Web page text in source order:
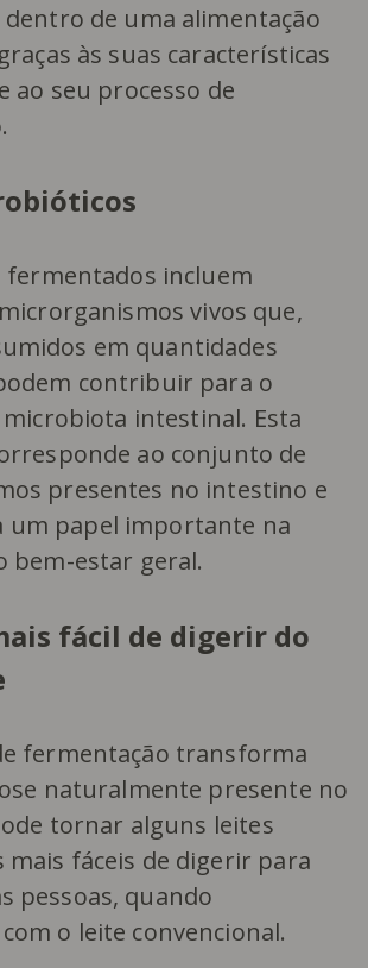
de uma alimentação
às suas características
ao seu processo de
fermentados incluem
vivos que,
em quantidades
contribuir para o
intestinal. Esta
ao conjunto de
presentes no intestino e
um papel importante na
bem-estar geral.
fácil de digerir do
fermentação transforma
naturalmente presente no
tornar alguns leites
fáceis de digerir para
pessoas, quando
o leite convencional.